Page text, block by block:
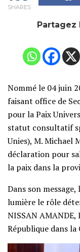
SHARES
Nommé le 04 juin
faisant office de
pour la Paix
statut consultatif
Unies), M. Michael
déclaration pour
la paix dans la
Dans son
lumière le rôle
NISSAN
République dans